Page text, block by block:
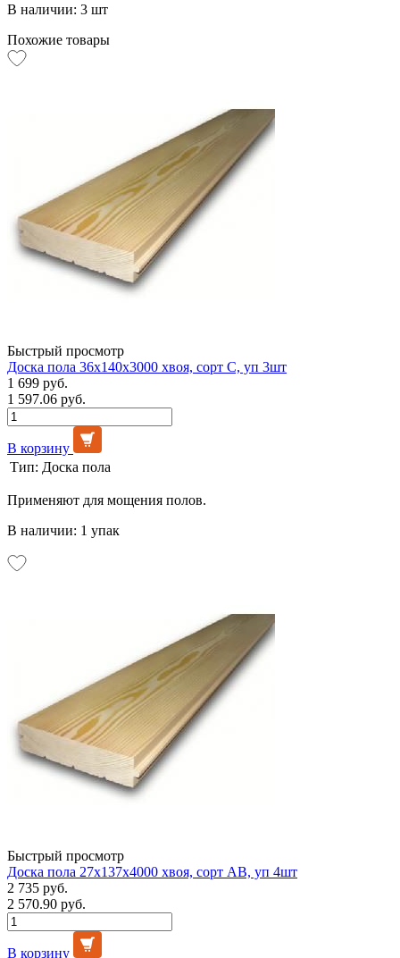
В наличии: 3 шт
Похожие товары
Быстрый просмотр
Доска пола 36х140х3000 хвоя, сорт С, уп 3шт
1 699 руб.
1 597.06 руб.
В корзину
Тип: Доска пола
Применяют для мощения полов.
В наличии: 1 упак
Быстрый просмотр
Доска пола 27х137х4000 хвоя, сорт АВ, уп 4шт
2 735 руб.
2 570.90 руб.
В корзину